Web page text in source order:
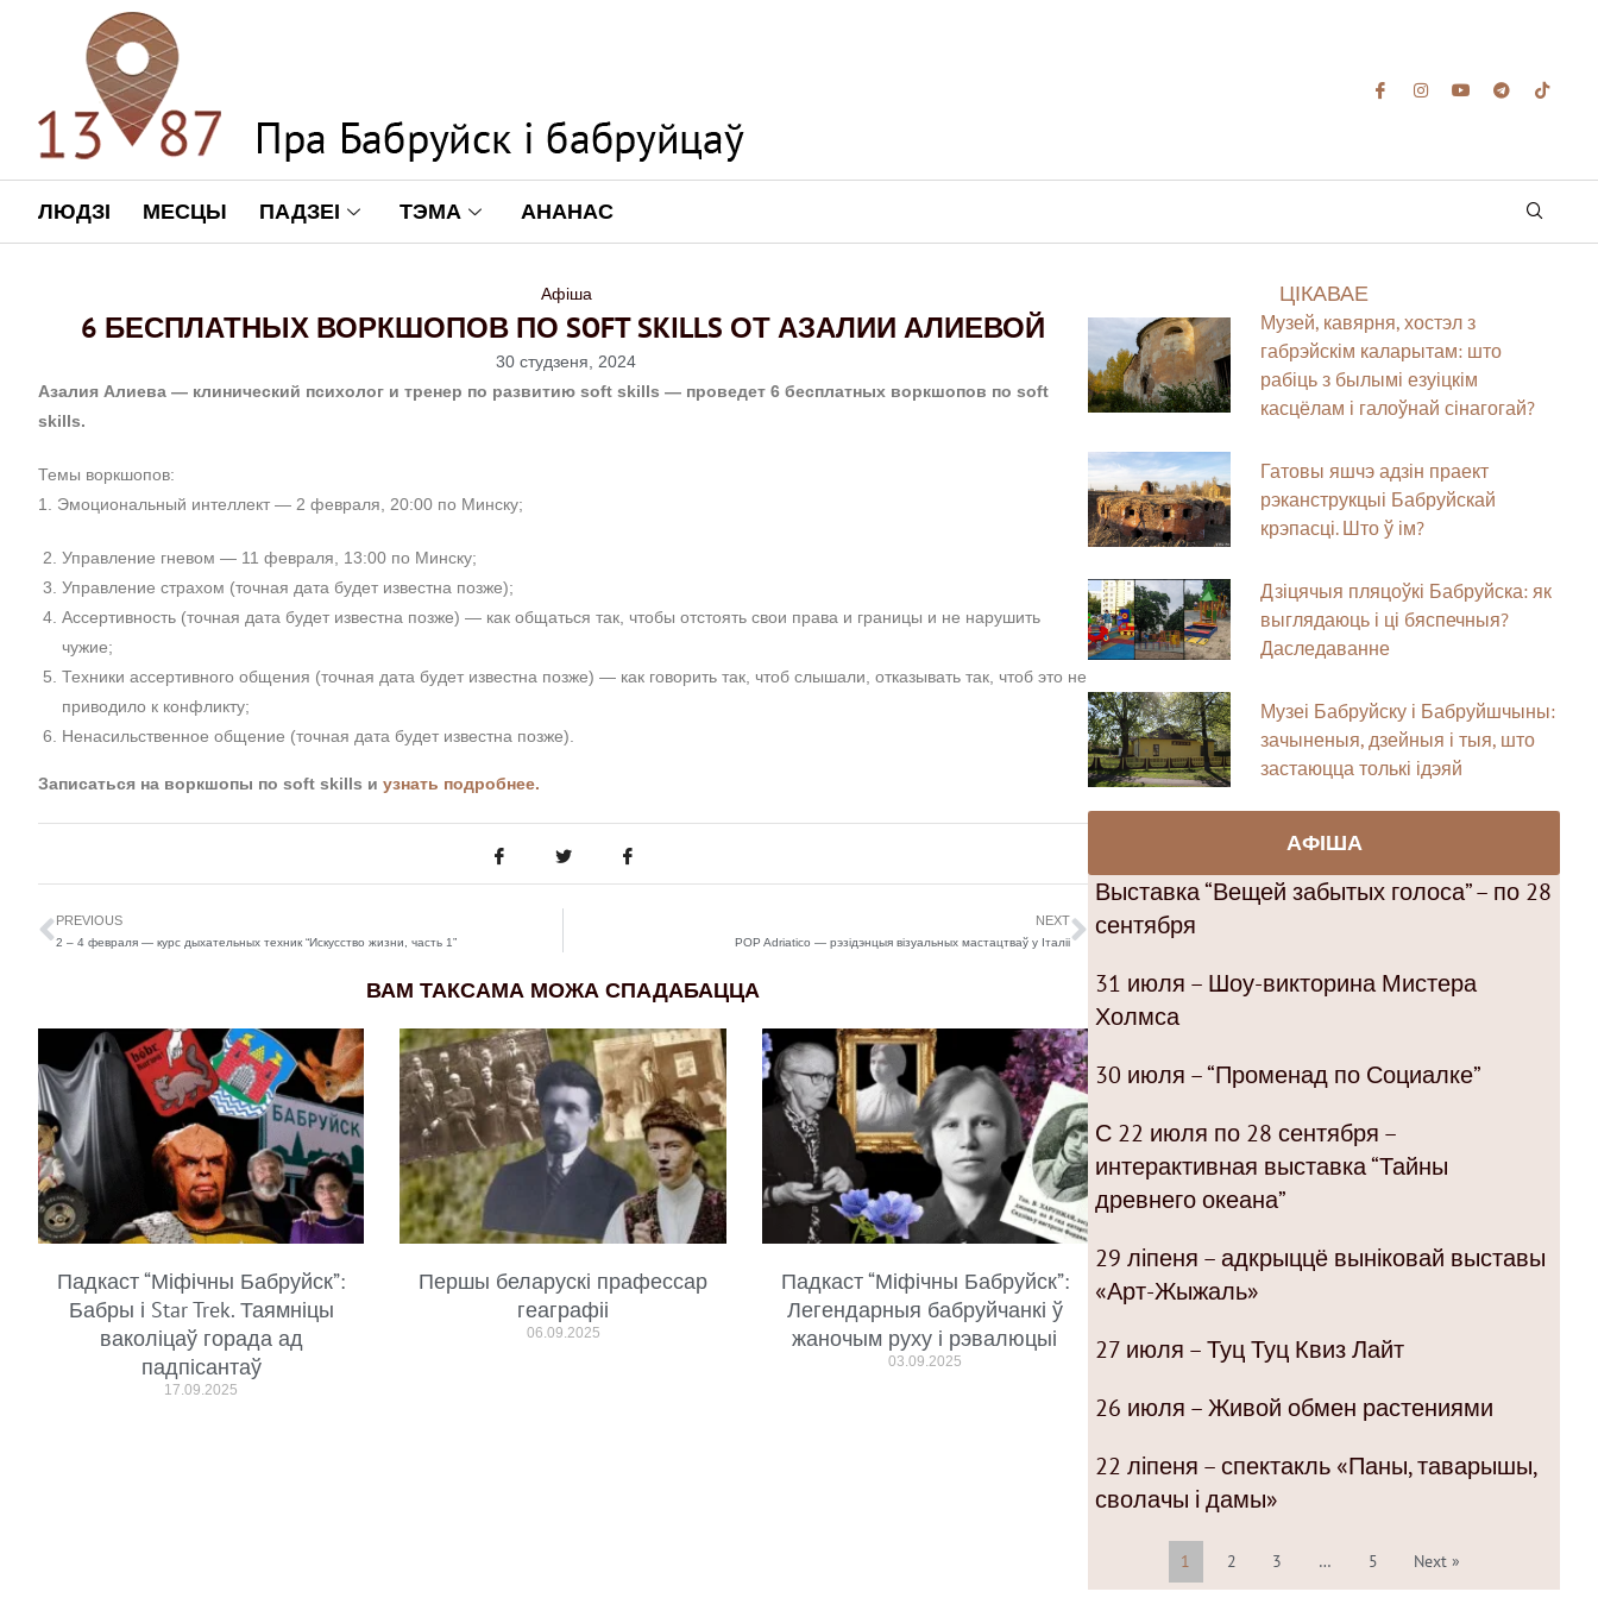
ЛЮДЗІ МЕСЦЫ ПАДЗЕІ ТЭМА АНАНАС
Афіша
6 БЕСПЛАТНЫХ ВОРКШОПОВ ПО SOFT SKILLS ОТ АЗАЛИИ АЛИЕВОЙ
30 студзеня, 2024
Азалия Алиева — клинический психолог и тренер по развитию soft skills — проведет 6 бесплатных воркшопов по soft
skills.
Темы воркшопов:
1. Эмоциональный интеллект — 2 февраля, 20:00 по Минску;
Управление гневом — 11 февраля, 13:00 по Минску;
Управление страхом (точная дата будет известна позже);
Ассертивность (точная дата будет известна позже) — как общаться так, чтобы отстоять свои права и границы и не нарушить
чужие;
Техники ассертивного общения (точная дата будет известна позже) — как говорить так, чтоб слышали, отказывать так, чтоб это не
приводило к конфликту;
Ненасильственное общение (точная дата будет известна позже).
Записаться на воркшопы по soft skills и узнать подробнее.
PREVIOUS
2 – 4 февраля — курс дыхательных техник “Искусство жизни, часть 1”
NEXT
POP Adriatico — рэзідэнцыя візуальных мастацтваў у Італіі
ВАМ ТАКСАМА МОЖА СПАДАБАЦЦА
Падкаст “Міфічны Бабруйск”:
Бабры і Star Trek. Таямніцы
ваколіцаў горада ад
падпісантаў
17.09.2025
Першы беларускі прафессар
геаграфіі
06.09.2025
Падкаст “Міфічны Бабруйск”:
Легендарныя бабруйчанкі ў
жаночым руху і рэвалюцыі
03.09.2025
ЦІКАВАЕ
Музей, кавярня, хостэл з
габрэйскім каларытам: што
рабіць з былымі езуіцкім
касцёлам і галоўнай сінагогай?
Гатовы яшчэ адзін праект
рэканструкцыі Бабруйскай
крэпасці. Што ў ім?
Дзіцячыя пляцоўкі Бабруйска: як
выглядаюць і ці бяспечныя?
Даследаванне
Музеі Бабруйску і Бабруйшчыны:
зачыненыя, дзейныя і тыя, што
застаюцца толькі ідэяй
АФІША
Выставка “Вещей забытых голоса” – по 28
сентября
31 июля – Шоу-викторина Мистера
Холмса
30 июля – “Променад по Социалке”
С 22 июля по 28 сентября –
интерактивная выставка “Тайны
древнего океана”
29 ліпеня – адкрыццё выніковай выставы
«Арт-Жыжаль»
27 июля – Туц Туц Квиз Лайт
26 июля – Живой обмен растениями
22 ліпеня – спектакль «Паны, таварышы,
сволачы і дамы»
1 2 3 … 5 Next »